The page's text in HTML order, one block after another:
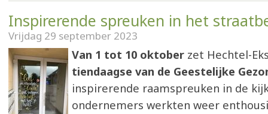
Inspirerende spreuken in het
Vrijdag 29 september 2023
Van 1 tot 10 oktober zet Hechtel-
tiendaagse van de Geestelijke
inspirerende raamspreuken in de
ondernemers werkten weer